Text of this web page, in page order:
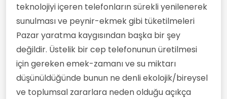
teknolojiyi içeren telefonların sürekli yenilenerek
sunulması ve peynir-ekmek gibi tüketilmeleri
Pazar yaratma kaygısından başka bir şey
değildir. Üstelik bir cep telefonunun üretilmesi
için gereken emek-zamanı ve su miktarı
düşünüldüğünde bunun ne denli ekolojik/bireysel
ve toplumsal zararlara neden olduğu açıkça